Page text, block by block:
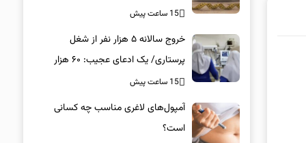
15 ساعت پیش
خروج سالانه ۵ هزار نفر از شغل
پرستاری/ یک ادعای عجیب: ۶۰ هزار
پرستار خانه‌نشین شدند؟
15 ساعت پیش
آمپول‌های لاغری مناسب چه کسانی
است؟